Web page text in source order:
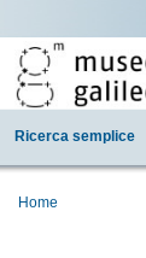
Ricerca semplice
Home